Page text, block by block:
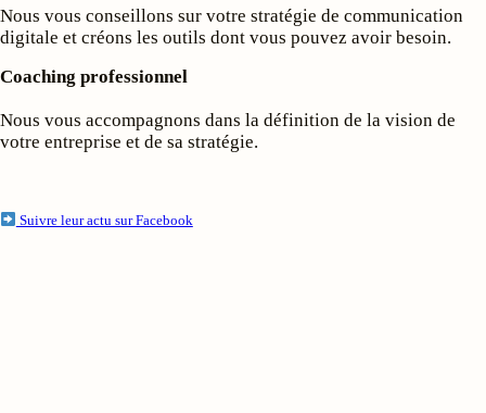
Nous vous conseillons sur votre stratégie de communication
digitale et créons les outils dont vous pouvez avoir besoin.
Coaching professionnel
Nous vous accompagnons dans la définition de la vision de
votre entreprise et de sa stratégie.
Suivre leur actu sur Facebook